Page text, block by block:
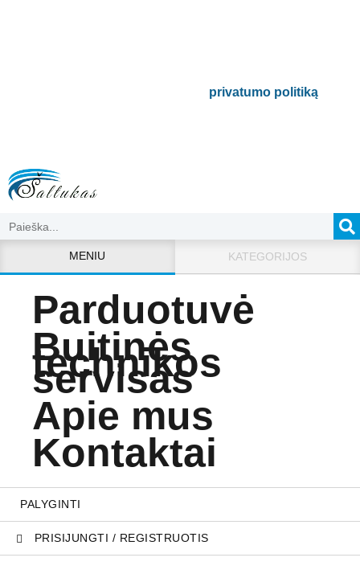
privatumo politiką.
MENIU KATEGORIJOS
Parduotuvė
Buitinės
technikos
servisas
Apie mus
Kontaktai
PALYGINTI
PRISIJUNGTI / REGISTRUOTIS